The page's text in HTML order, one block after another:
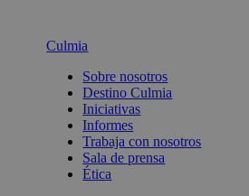
Culmia
Sobre nosotros
Destino Culmia
Iniciativas
Informes
Trabaja con nosotros
Sala de prensa
Ética